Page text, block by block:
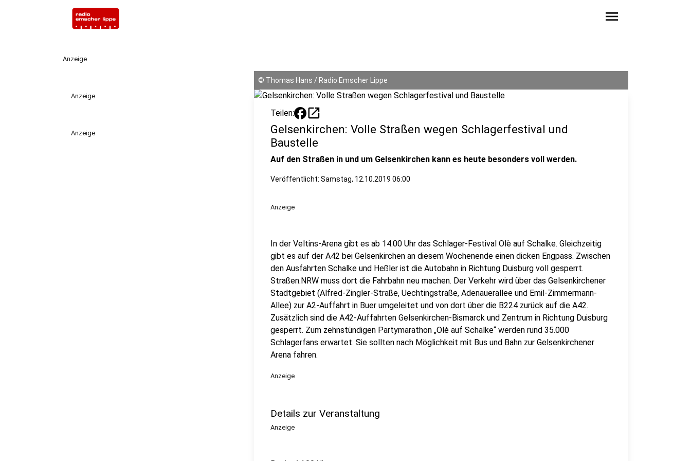
menu
Anzeige
Anzeige
Anzeige
© Thomas Hans / Radio Emscher Lippe
Teilen: open_in_new
Gelsenkirchen: Volle Straßen wegen Schlagerfestival und
Baustelle
Auf den Straßen in und um Gelsenkirchen kann es heute besonders voll werden.
Veröffentlicht: Samstag, 12.10.2019 06:00
Anzeige
In der Veltins-Arena gibt es ab 14.00 Uhr das Schlager-Festival Olè auf Schalke. Gleichzeitig
gibt es auf der A42 bei Gelsenkirchen an diesem Wochenende einen dicken Engpass. Zwischen
den Ausfahrten Schalke und Heßler ist die Autobahn in Richtung Duisburg voll gesperrt.
Straßen.NRW muss dort die Fahrbahn neu machen. Der Verkehr wird über das Gelsenkirchener
Stadtgebiet (Alfred-Zingler-Straße, Uechtingstraße, Adenauerallee und Emil-Zimmermann-
Allee) zur A2-Auffahrt in Buer umgeleitet und von dort über die B224 zurück auf die A42.
Zusätzlich sind die A42-Auffahrten Gelsenkirchen-Bismarck und Zentrum in Richtung Duisburg
gesperrt . Zum zehnstündigen Partymarathon „Olè auf Schalke“ werden rund 35.000
Schlagerfans erwartet. Sie sollten nach Möglichkeit mit Bus und Bahn zur Gelsenkirchener
Arena fahren.
Anzeige
Details zur Veranstaltung
Anzeige